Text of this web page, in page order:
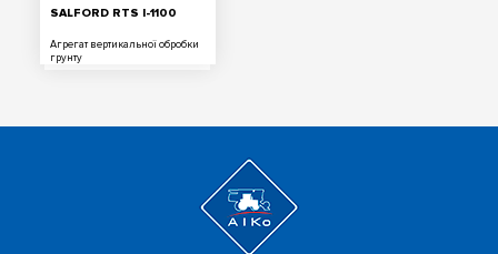
SALFORD RTS I-1100
Агрегат вертикальної обробки
грунту